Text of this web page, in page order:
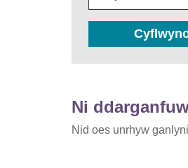
Ni
Nid oes unrhyw